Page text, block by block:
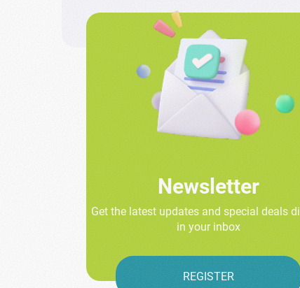
Newsletter
Get the latest updates and special deals
in your inbox
REGISTER